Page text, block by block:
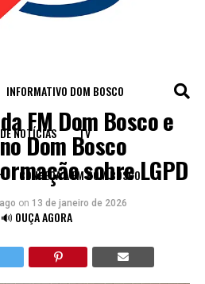
INFORMATIVO DOM BOSCO
NOTÍCIAS TV
CONHEÇA A FM DOM BOSCO
🔊 OUÇA AGORA
FM Dom Bosco e
Dom Bosco
sobre LGPD
on 13 de janeiro de 2026